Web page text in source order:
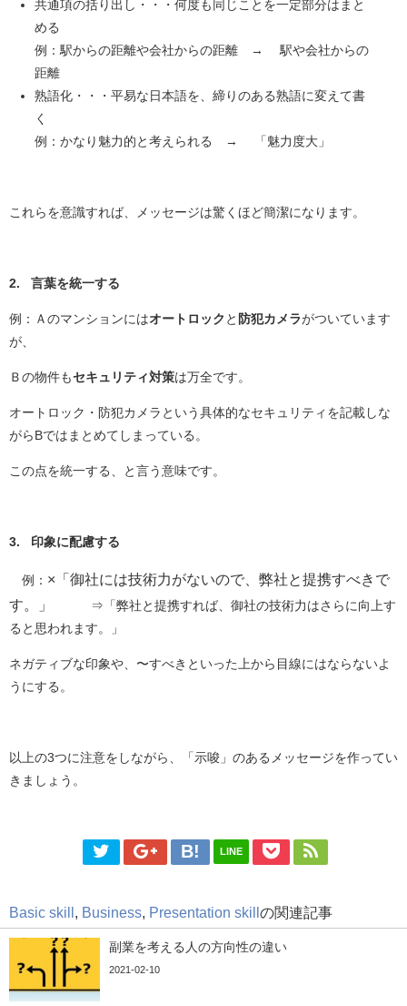
共通項の括り出し・・・何度も同じことを一定部分はまと
める
例：駅からの距離や会社からの距離 → 駅や会社からの
距離
熟語化・・・平易な日本語を、締りのある熟語に変えて書
く
例：かなり魅力的と考えられる → 「魅力度大」
これらを意識すれば、メッセージは驚くほど簡潔になります。
2. 言葉を統一する
例：Ａのマンションにはオートロック と 防犯カメラがついています
が、
Ｂの物件もセキュリティ対策は万全です。
オートロック・防犯カメラという具体的なセキュリティを記載しな
がらBではまとめてしまっている。
この点を統一する、と言う意味です。
3. 印象に配慮する
例： ×「御社には技術力がないので、弊社と提携すべきで
す。」
⇒「弊社と提携すれば、御社の技術力はさらに向上す
ると思われます。」
ネガティブな印象や、〜すべきといった上から目線にはならないよ
うにする。
以上の3つに注意をしながら、「示唆」のあるメッセージを作ってい
きましょう。
LINE
Basic skill Business Presentation skillの関連記事
副業を考える人の方向性の違い
2021-02-10